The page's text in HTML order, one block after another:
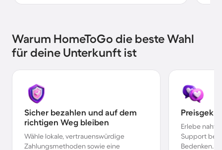
Warum HomeToGo die beste Wahl
für deine Unterkunft ist
Sicher bezahlen und auf dem
richtigen Weg bleiben
Wähle lokale, vertrauenswürdige
Zahlungsmethoden sowie eine
Erlebe
Support bei
Bedenken.